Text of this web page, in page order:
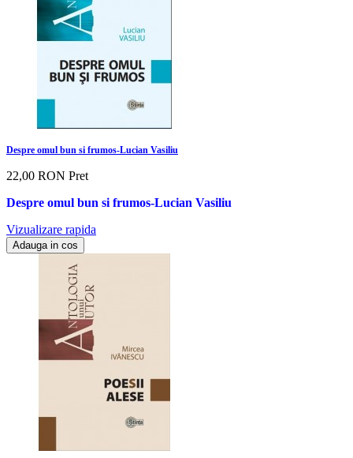
Despre omul bun si frumos-Lucian Vasiliu
22,00 RON Pret
Despre omul bun si frumos-Lucian Vasiliu
Vizualizare rapida
Adauga in cos